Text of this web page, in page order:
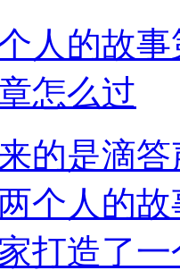
个人的故
怎么过
的是滴
个人的
打造了